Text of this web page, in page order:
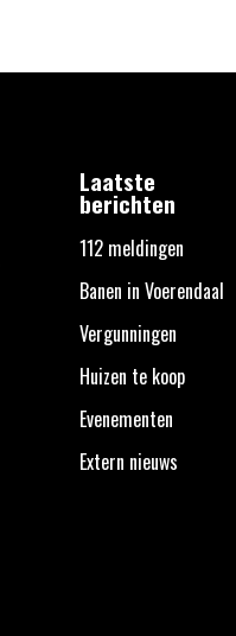
Laatste
berichten
112 meldingen
Banen in Voerendaal
Vergunningen
Huizen te koop
Evenementen
Extern nieuws